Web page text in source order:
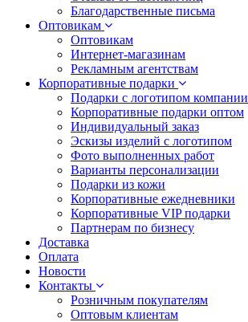
Благодарственные письма
Оптовикам
Оптовикам
Интернет-магазинам
Рекламным агентствам
Корпоративные подарки
Подарки с логотипом компании
Корпоративные подарки оптом
Индивидуальный заказ
Эскизы изделий с логотипом
Фото выполненных работ
Варианты персонализации
Подарки из кожи
Корпоративные ежедневники
Корпоративные VIP подарки
Партнерам по бизнесу
Доставка
Оплата
Новости
Контакты
Розничным покупателям
Оптовым клиентам